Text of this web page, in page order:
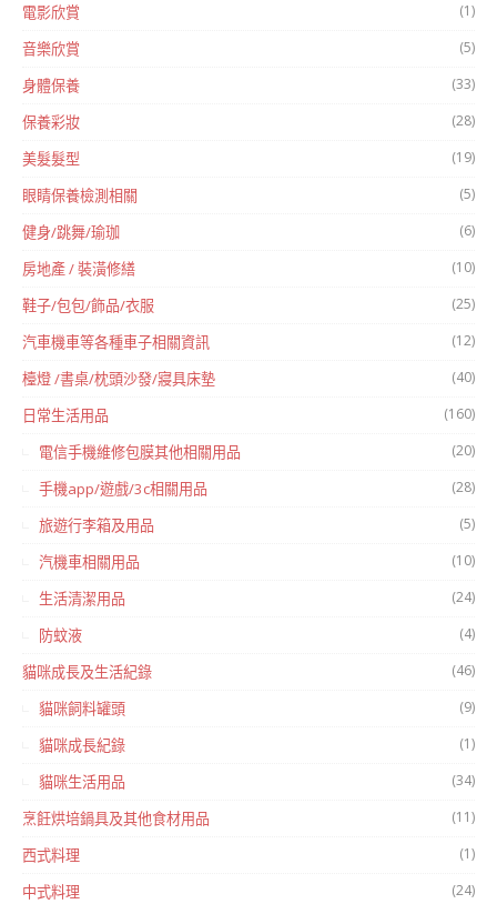
電影欣賞 (1)
音樂欣賞 (5)
身體保養 (33)
保養彩妝 (28)
美髮髮型 (19)
眼睛保養檢測相關 (5)
健身/跳舞/瑜珈 (6)
房地產 / 裝潢修繕 (10)
鞋子/包包/飾品/衣服 (25)
汽車機車等各種車子相關資訊 (12)
檯燈 /書桌/枕頭沙發/寢具床墊 (40)
日常生活用品 (160)
電信手機維修包膜其他相關用品 (20)
手機app/遊戲/3c相關用品 (28)
旅遊行李箱及用品 (5)
汽機車相關用品 (10)
生活清潔用品 (24)
防蚊液 (4)
貓咪成長及生活紀錄 (46)
貓咪飼料罐頭 (9)
貓咪成長紀錄 (1)
貓咪生活用品 (34)
烹飪烘培鍋具及其他食材用品 (11)
西式料理 (1)
中式料理 (24)